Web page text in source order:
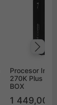
Procesor Intel
270K Plus
BOX
1 449,00 zł